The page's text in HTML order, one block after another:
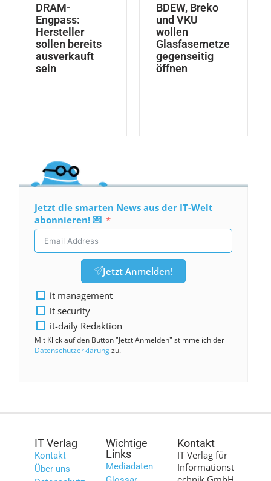
DRAM-
Engpass:
Hersteller
sollen bereits
ausverkauft
sein
BDEW, Breko
und VKU
wollen
Glasfasernetze
gegenseitig
öffnen
Jetzt die smarten News aus der IT-Welt
abonnieren! 💌
Jetzt Anmelden!
it management
it security
it-daily Redaktion
Mit Klick auf den Button "Jetzt Anmelden" stimme ich der
Datenschutzerklärungzu.
IT Verlag
Kontakt
Über uns
Wichtige
Links
Mediadaten
Kontakt
IT Verlag für
Informationst